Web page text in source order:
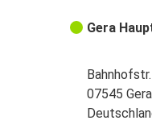
Gera
07545 Gera